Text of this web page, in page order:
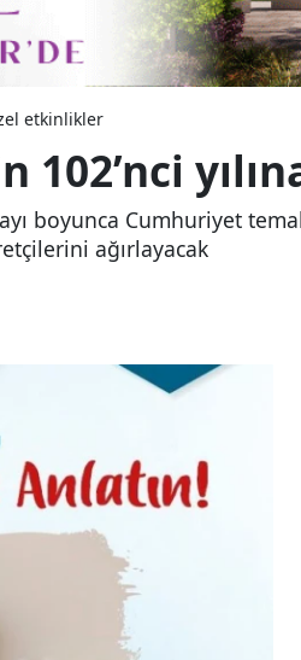
etkinlikler
102’nci
boyunca Cumhuriyet
ağırlayacak